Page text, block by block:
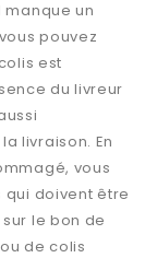
manque un
pouvez
est
du livreur
livraison. En
vous
doivent être
le bon de
de colis